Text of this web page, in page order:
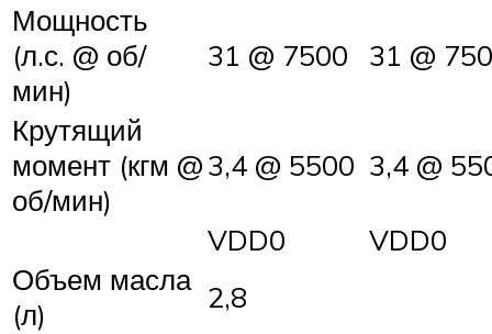
Мощность
(л.с. @ об/
мин)
31 @ 7500 31 @
Крутящий
момент (кгм @
об/мин)
3,4 @ 5500 3,4 @
VDD0
VDD0
Объем масла
(л)
2,8